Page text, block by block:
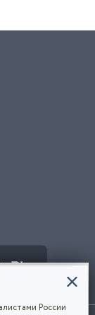
России